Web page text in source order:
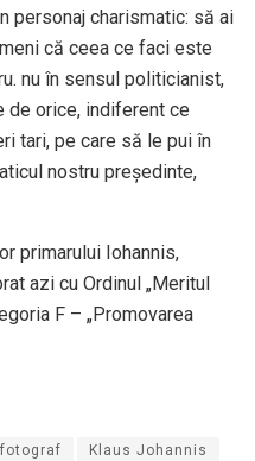
personaj charismatic: să ai
că ceea ce faci este
nu în sensul politicianist,
de orice, indiferent ce
tari, pe care să le pui în
nostru președinte,
primarului Iohannis,
azi cu Ordinul „Meritul
F – „Promovarea
fotograf Klaus Johannis